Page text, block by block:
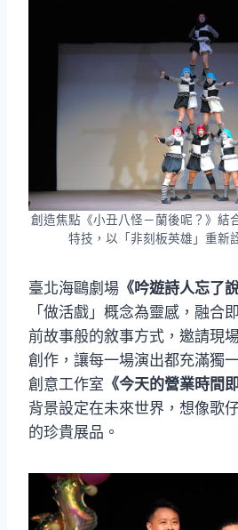
創造焦點《小丑八怪－蘭後呢？》結
特技，以「非刻板英雄」重新
臺北海鷗劇場 《吟遊詩人忘了
「做活戲」概念為靈感，融合
前故事般的敘事方式，邀請現
創作，讓每一場演出都充滿獨
創意工作室 《今天的營業時間
背景設定在未來世界，想像歌
的珍貴展品。